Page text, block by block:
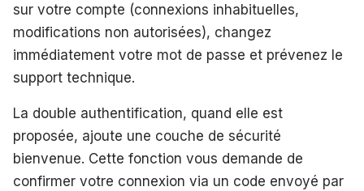
sur votre compte (connexions inhabituelles,
modifications non autorisées), changez
immédiatement votre mot de passe et prévenez le
support technique.
La double authentification, quand elle est
proposée, ajoute une couche de sécurité
bienvenue. Cette fonction vous demande de
confirmer votre connexion via un code envoyé par